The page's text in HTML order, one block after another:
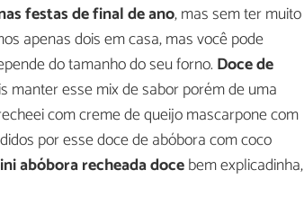
festas de final de ano, mas sem ter muito
apenas dois em casa, mas você pode
do tamanho do seu forno. Doce de
manter esse mix de sabor porém de uma
com creme de queijo mascarpone com
por esse doce de abóbora com coco
abóbora recheada docebem explicadinha,